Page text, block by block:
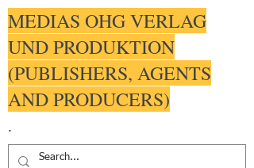
MEDIAS OHG VERLAG
UND PRODUKTION
(PUBLISHERS, AGENTS
AND PRODUCERS)
.